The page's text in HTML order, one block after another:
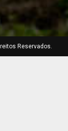
Reservados.